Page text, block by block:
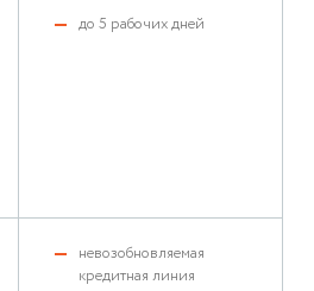
до 5 рабочих дней
невозобновляемая
кредитная линия